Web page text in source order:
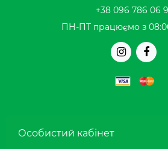
+38 096 786 06
ПН-ПТ працюємо з
Особистий кабінет